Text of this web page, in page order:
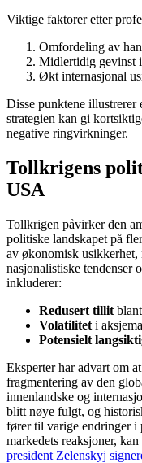
Viktige faktorer etter
Omfordeling av
Midlertidig gevinst
Økt internasjonal
Disse punktene illustrerer
strategien kan gi
negative ringvirkninger.
Tollkrigens
USA
Tollkrigen påvirker den
politiske landskapet på
av økonomisk usikkerhet,
nasjonalistiske tendenser
inkluderer:
Redusert tillit
Volatilitet i
Potensielt
Eksperter har advart om
fragmentering av den
innenlandske og
blitt nøye fulgt, og
fører til varige endringer i
markedets reaksjoner,
president Zelenskyj